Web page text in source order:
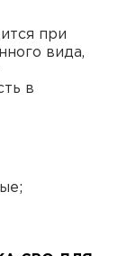
при
вида,
в